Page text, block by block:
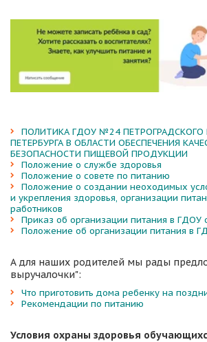
ПОЛИТИКА ГДОУ №24 ПЕТРОГРАДСКОГО
ПЕТЕРБУРГА В ОБЛАСТИ ОБЕСПЕЧЕНИЯ
БЕЗОПАСНОСТИ ПИЩЕВОЙ ПРОДУКЦИИ
Положение о службе здоровья
Положение о совете по питанию
Положение о создании неоходимых
и укрепления здоровья, организации
работников
Приказ об организации питания в ГДОУ
Положение об организации питания в
А для наших родителей мы рады
выручалочки":
Что приготовить дома ребенку на
Рекомендации по питанию
Условия охраны здоровья